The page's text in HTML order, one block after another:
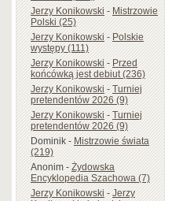
Jerzy Konikowski-Mistrzowie
Polski (25)
Jerzy Konikowski-Polskie
występy (111)
Jerzy Konikowski-Przed
końcówką jest debiut (236)
Jerzy Konikowski-Turniej
pretendentów 2026 (9)
Jerzy Konikowski-Turniej
pretendentów 2026 (9)
Dominik-Mistrzowie świata
(219)
Anonim-Żydowska
Encyklopedia Szachowa (7)
Jerzy Konikowski-Jerzy